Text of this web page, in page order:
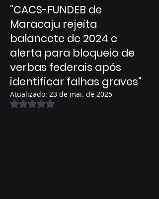
"CACS-FUNDEB de
Maracaju rejeita
balancete de 2024 e
alerta para bloqueio de
verbas federais após
identificar falhas graves"
Atualizado: 23 de mai. de 2025
Avaliado com NaN de 5 estrelas.